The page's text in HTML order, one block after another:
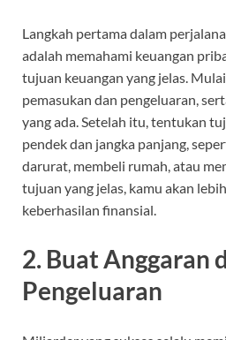
Langkah pertama dalam
adalah memahami keuangan
tujuan keuangan yang jelas.
pemasukan dan pengeluaran,
yang ada. Setelah itu, tentukan
pendek dan jangka panjang,
darurat, membeli rumah, atau
tujuan yang jelas, kamu akan
keberhasilan finansial.
2. Buat Anggaran
Pengeluaran